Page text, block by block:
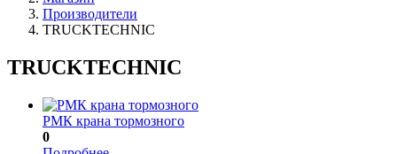
Производители
TRUCKTECHNIC
TRUCKTECHNIC
РМК крана тормозного
0